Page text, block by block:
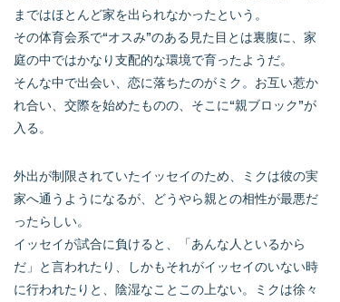
まではほとんど家を出られなかったという。
その体育会系で“オスみ”のある見た目とは裏腹に、家
庭の中ではかなり支配的な環境で育ったようだ。
そんな中で出会い、恋に落ちたのがミク。お互い惹か
れ合い、交際を始めたものの、そこに“親ブロック”が
入る。
外出が制限されていたイッセイのため、ミクは彼の実
家へ通うようになるが、どうやら親との相性が最悪だ
ったらしい。
イッセイが試合に負けると、「あんな人といるから
だ」と言われたり、しかもそれがイッセイのいない時
に行われたりと、陰湿なことこの上ない。ミクは徐々